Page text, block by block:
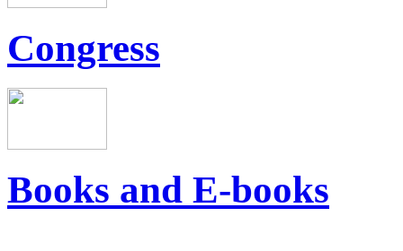
Congress
Books and E-books